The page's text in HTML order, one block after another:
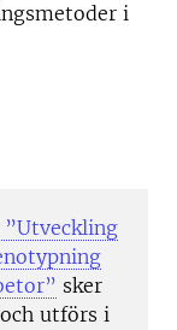
i
”Utveckling
sker
utförs i